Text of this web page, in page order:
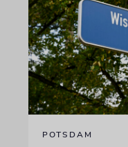
POTSDAM